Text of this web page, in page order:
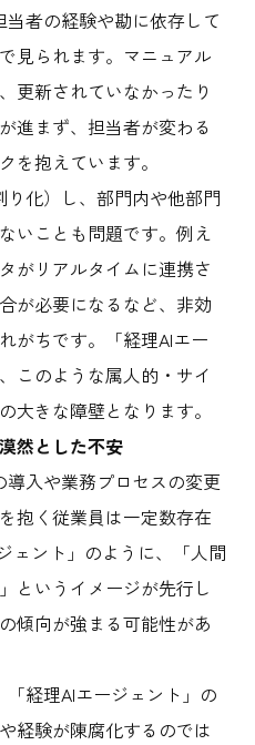
者の経験や勘に依存して
見られます。マニュアル
更新されていなかったり
進まず、担当者が変わる
を抱えています。
化）し、部門内や他部門
いことも問題です。例え
がリアルタイムに連携さ
が必要になるなど、非効
がちです。「経理AIエー
このような属人的・サイ
大きな障壁となります。
然とした不安
入や業務プロセスの変更
抱く従業員は一定数存在
ェント」のように、「人間
というイメージが先行し
傾向が強まる可能性があ
経理AIエージェント」の
経験が陳腐化するのでは